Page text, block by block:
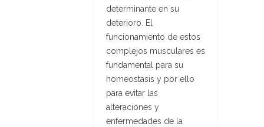
determinante en su
deterioro. El
funcionamiento de estos
complejos musculares es
fundamental para su
homeostasis y por ello
para evitar las
alteraciones y
enfermedades de la